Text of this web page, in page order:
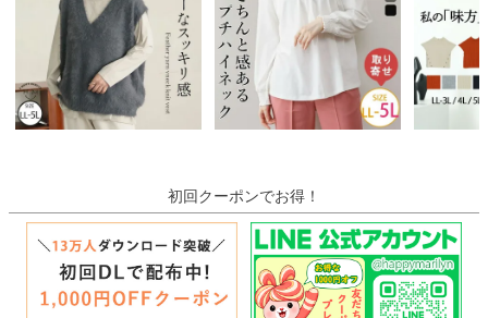
初回クーポンでお得！